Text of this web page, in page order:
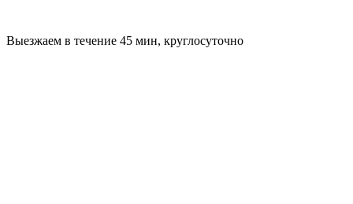
Выезжаем в течение 45 мин, круглосуточно